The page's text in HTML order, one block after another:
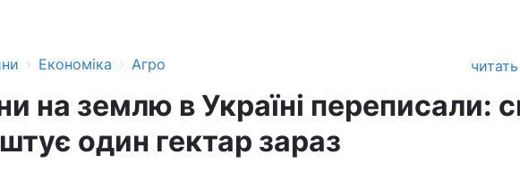
› Економіка › Агро
на землю в Україні переписали:
один гектар зараз